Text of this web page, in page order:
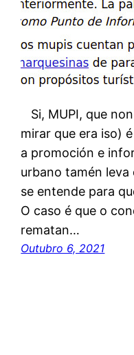
Si, MUPI, que
mirar que era iso)
a promoción e
urbano tamén leva
se entende para
O caso é que o
rematan…
Outubro 6, 2021